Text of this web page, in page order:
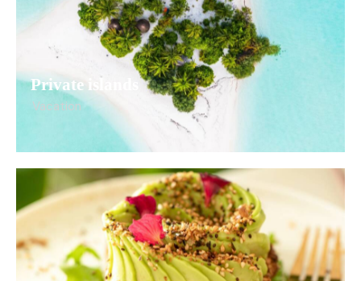
Private islands
Vacation